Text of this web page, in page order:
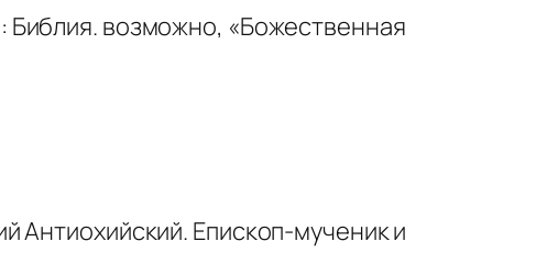
Библия. возможно, «Божественная
Антиохийский. Епископ-мученик и